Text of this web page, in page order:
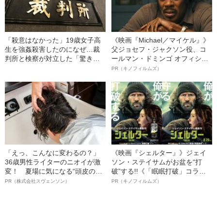
「殺意はなかった」19歳女子高
生を強姦殺害したのになぜ…裁
判所と検察が対立した「驚きの
《映画『Michael／マイケル』》
父ジョセフ・ジャクソン役、コ
ールマン・ドミンゴ オフィシャ
ルインタビュー“観客を魅了した
語る”《日本興収70億円突破》
PR（キノフィルムズ）
「えっ、こんなに変わるの？」
36歳男性ライターのニオイが激
変！ 夏場に気になる“頭皮のニ
オイ”や“ベタつき”を解消す
PR（株式会社スヴェンソン）
《映画『シェルター』》ジェイ
ソン・ステイサムがお盆を“打
破”する!!《「眠眠打破」コラ
ボ》
PR（キノフィルムズ）